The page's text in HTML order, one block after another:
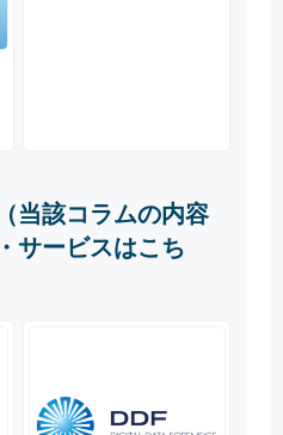
当該コラムの内容
サービスはこち